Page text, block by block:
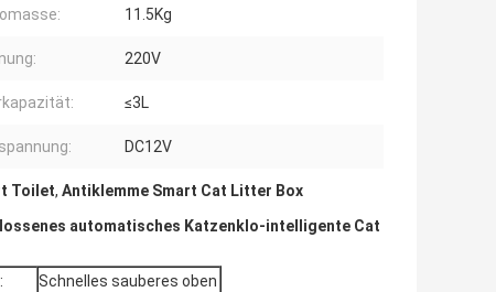
11.5Kg
220V
≤3L
DC12V
Toilet, Antiklemme Smart Cat Litter Box
automatisches Katzenklo-intelligente Cat
Schnelles sauberes oben